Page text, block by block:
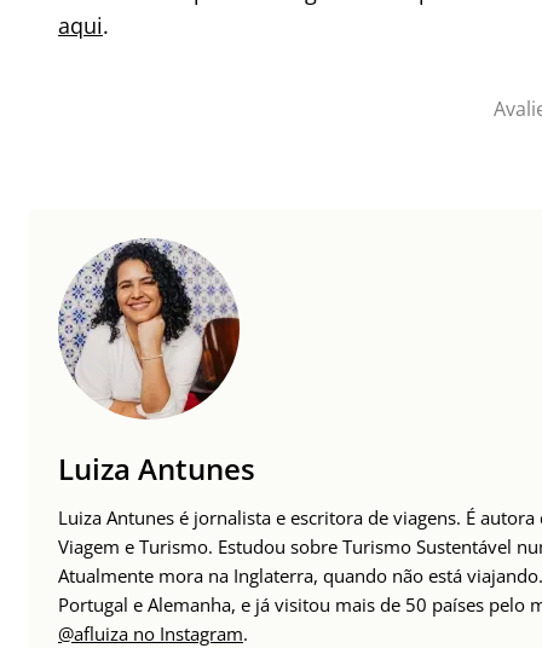
aqui.
Luiza Antunes
Luiza Antunes é jornalista e escritora de viagens. É
Viagem e Turismo. Estudou sobre Turismo Sustentável
Atualmente mora na Inglaterra, quando não está
Portugal e Alemanha, e já visitou mais de 50 países pelo
@afluiza no Instagram.